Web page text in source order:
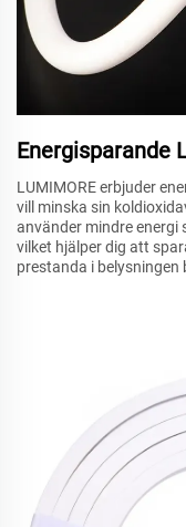
Energisparande
LUMIMORE erbjuder
vill minska sin
använder mindre energi
vilket hjälper dig att
prestanda i belysningen